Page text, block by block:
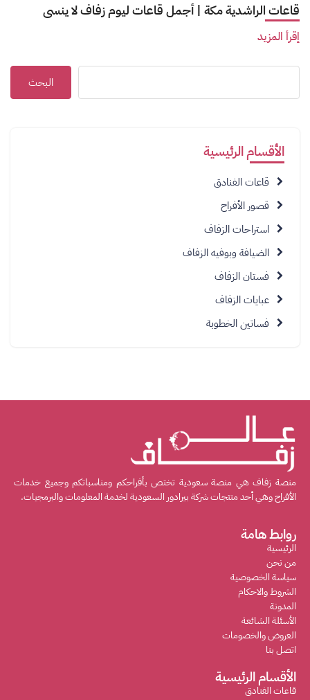
قاعات الراشدية مكة | أجمل قاعات ليوم زفاف لا ينسى
إقرأ المزيد
البحث
الأقسام الرئيسية
قاعات الفنادق
قصور الأفراح
استراحات الزفاف
الضيافة وبوفيه الزفاف
فستان الزفاف
عبايات الزفاف
فساتين الخطوبة
منصة زفاف هي منصة سعودية تختص بأفراحكم ومناسباتكم وجميع خدمات
الأفراح وهي أحد منتجات شركة بيرادور السعودية لخدمة المعلومات والبرمجيات.
روابط هامة
الرئيسية
من نحن
سياسة الخصوصية
الشروط والاحكام
المدونة
الأسئلة الشائعة
العروض والخصومات
اتصل بنا
الأقسام الرئيسية
قاعات الفنادق